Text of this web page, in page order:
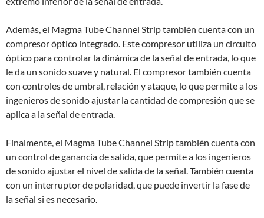
Además, el Magma Tube Channel Strip también cuenta con un
compresor óptico integrado. Este compresor utiliza un circuito
óptico para controlar la dinámica de la señal de entrada, lo que
le da un sonido suave y natural. El compresor también cuenta
con controles de umbral, relación y ataque, lo que permite a los
ingenieros de sonido ajustar la cantidad de compresión que se
aplica a la señal de entrada.
Finalmente, el Magma Tube Channel Strip también cuenta con
un control de ganancia de salida, que permite a los ingenieros
de sonido ajustar el nivel de salida de la señal. También cuenta
con un interruptor de polaridad, que puede invertir la fase de
la señal si es necesario.